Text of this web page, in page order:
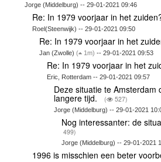
Jorge (Middelburg) -- 29-01-2021 09:46
Re: In 1979 voorjaar in het
Roel(Steenwijk) -- 29-01-2021 09:50
Re: In 1979 voorjaar in het
Jan (Zwolle)( 1m) -- 29-01-2021 09:53
Re: In 1979 voorjaar in het
Eric, Rotterdam -- 29-01-2021 09:57
Deze situatie te Amsterdam
langere tijd. ( 527)
Jorge (Middelburg) -- 29-01-2021
Nog interessanter: de
499)
Jorge (Middelburg) -- 29-01-2021
1996 is misschien een beter